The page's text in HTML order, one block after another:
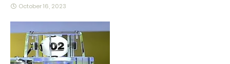
October 16, 2023